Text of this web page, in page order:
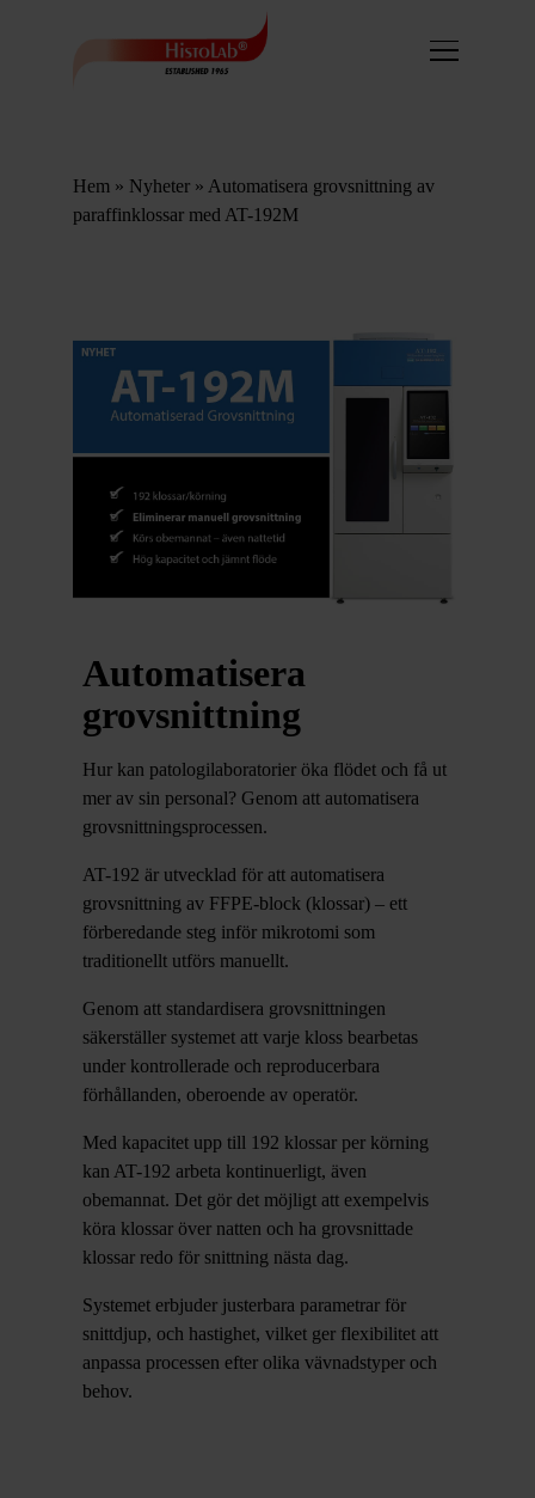
Hem » Nyheter» Automatisera grovsnittning av
paraffinklossar med AT-192M
Automatisera
grovsnittning
Hur kan patologilaboratorier öka flödet och få ut
mer av sin personal? Genom att automatisera
grovsnittningsprocessen.
AT-192 är utvecklad för att automatisera
grovsnittning av FFPE-block (klossar) – ett
förberedande steg inför mikrotomi som
traditionellt utförs manuellt.
Genom att standardisera grovsnittningen
säkerställer systemet att varje kloss bearbetas
under kontrollerade och reproducerbara
förhållanden, oberoende av operatör.
Med kapacitet upp till 192 klossar per körning
kan AT-192 arbeta kontinuerligt, även
obemannat. Det gör det möjligt att exempelvis
köra klossar över natten och ha grovsnittade
klossar redo för snittning nästa dag.
Systemet erbjuder justerbara parametrar för
snittdjup, och hastighet, vilket ger flexibilitet att
anpassa processen efter olika vävnadstyper och
behov.